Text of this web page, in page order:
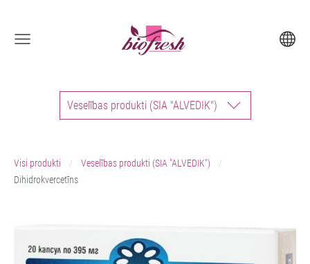
Veselības produkti (SIA "ALVEDIK")
Visi produkti
Veselības produkti (SIA "ALVEDIK")
Dihidrokvercetīns